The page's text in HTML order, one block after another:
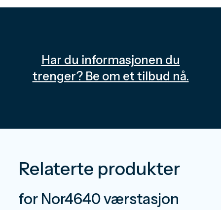
Har du informasjonen du
trenger? Be om et tilbud nå.
Relaterte produkter
for Nor4640 værstasjon